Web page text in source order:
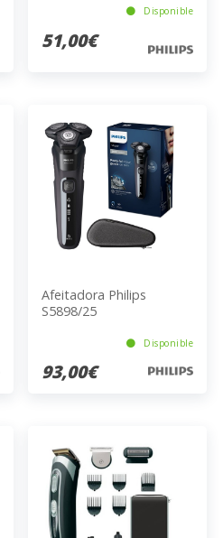
Disponible
51,00€
Afeitadora Philips
S5898/25
Disponible
93,00€